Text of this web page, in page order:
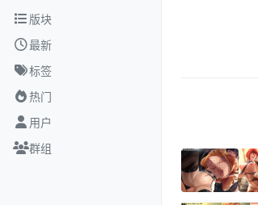
跳转至内容
版块
最新
标签
热门
用户
群组